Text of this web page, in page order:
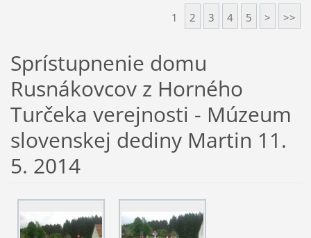
1 2 3 4 5 > >>
Sprístupnenie domu
Rusnákovcov z Horného
Turčeka verejnosti - Múzeum
slovenskej dediny Martin 11.
5. 2014